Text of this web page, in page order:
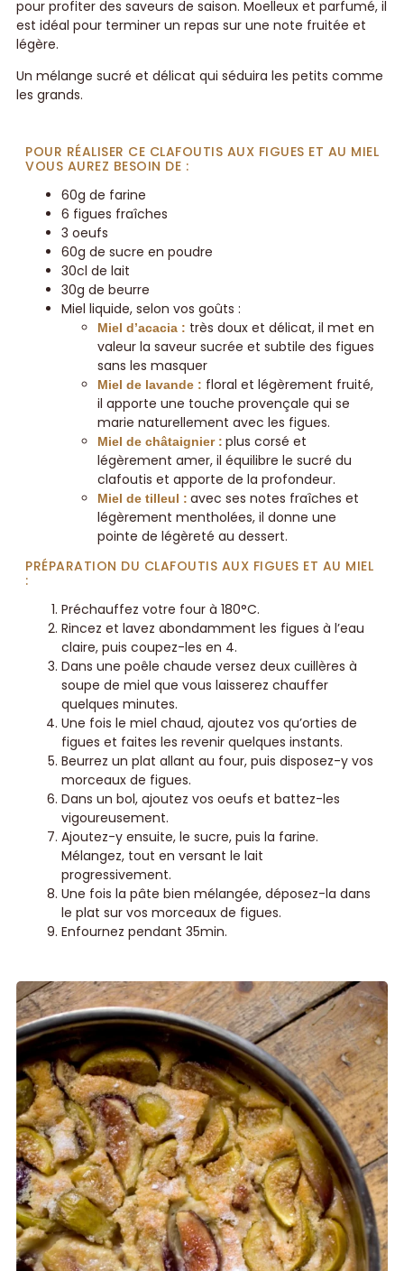
pour profiter des saveurs de saison. Moelleux et parfumé, il
est idéal pour terminer un repas sur une note fruitée et
légère.
Un mélange sucré et délicat qui séduira les petits comme
les grands.
POUR RÉALISER CE CLAFOUTIS AUX FIGUES ET AU MIEL
VOUS AUREZ BESOIN DE :
60g de farine
6 figues fraîches
3 oeufs
60g de sucre en poudre
30cl de lait
30g de beurre
Miel liquide, selon vos goûts :
Miel d’acacia : très doux et délicat, il met en
valeur la saveur sucrée et subtile des figues
sans les masquer
Miel de lavande : floral et légèrement fruité,
il apporte une touche provençale qui se
marie naturellement avec les figues.
Miel de châtaignier : plus corsé et
légèrement amer, il équilibre le sucré du
clafoutis et apporte de la profondeur.
Miel de tilleul : avec ses notes fraîches et
légèrement mentholées, il donne une
pointe de légèreté au dessert.
PRÉPARATION DU CLAFOUTIS AUX FIGUES ET AU MIEL
:
Préchauffez votre four à 180°C.
Rincez et lavez abondamment les figues à l’eau
claire, puis coupez-les en 4.
Dans une poêle chaude versez deux cuillères à
soupe de miel que vous laisserez chauffer
quelques minutes.
Une fois le miel chaud, ajoutez vos qu’orties de
figues et faites les revenir quelques instants.
Beurrez un plat allant au four, puis disposez-y vos
morceaux de figues.
Dans un bol, ajoutez vos oeufs et battez-les
vigoureusement.
Ajoutez-y ensuite, le sucre, puis la farine.
Mélangez, tout en versant le lait
progressivement.
Une fois la pâte bien mélangée, déposez-la dans
le plat sur vos morceaux de figues.
Enfournez pendant 35min.